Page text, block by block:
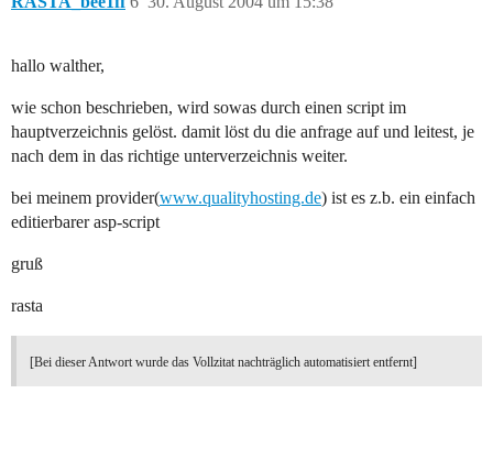
hallo walther,
wie schon beschrieben, wird sowas durch einen script im
hauptverzeichnis gelöst. damit löst du die anfrage auf und leitest, je
nach dem in das richtige unterverzeichnis weiter.
bei meinem provider(www.qualityhosting.de) ist es z.b. ein einfach
editierbarer asp-script
gruß
rasta
[Bei dieser Antwort wurde das Vollzitat nachträglich automatisiert entfernt]